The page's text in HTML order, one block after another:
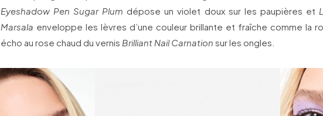
Eyeshadow Pen Sugar Plum dépose un violet doux sur les paupières et
Marsala enveloppe les lèvres d’une couleur brillante et fraîche comme la
écho au rose chaud du vernis Brilliant Nail Carnation sur les ongles.